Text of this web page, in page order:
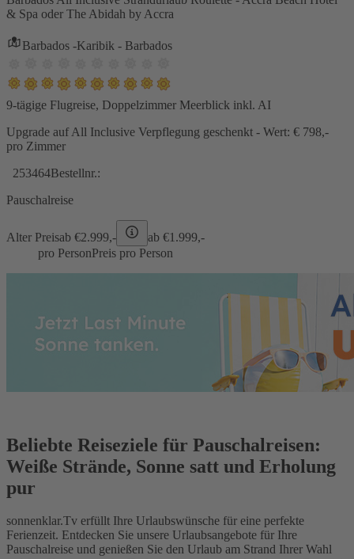
& Spa oder The Abidah by Accra
Barbados -Karibik - Barbados
9-tägige Flugreise, Doppelzimmer Meerblick inkl. AI
Upgrade auf All Inclusive Verpflegung geschenkt - Wert: € 798,-
pro Zimmer
253464Bestellnr.:
Pauschalreise
Alter Preisab €2.999,- ab €1.999,-
pro PersonPreis pro Person
Beliebte Reiseziele für Pauschalreisen:
Weiße Strände, Sonne satt und Erholung
pur
sonnenklar.Tv erfüllt Ihre Urlaubswünsche für eine perfekte
Ferienzeit. Entdecken Sie unsere Urlaubsangebote für Ihre
Pauschalreise und genießen Sie den Urlaub am Strand Ihrer Wahl